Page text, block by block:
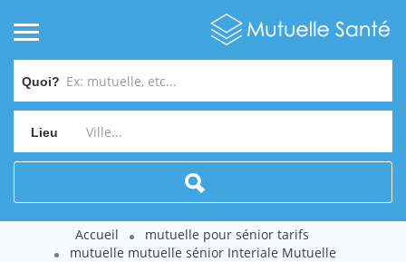
Quoi?
Lieu
Accueil
mutuelle pour sénior tarifs
mutuelle mutuelle sénior Interiale Mutuelle